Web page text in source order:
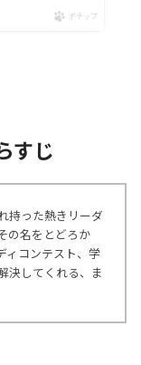
ポチップ
すじ
持った熱きリーダ
の名をとどろか
ィコンテスト、学
決してくれる、ま